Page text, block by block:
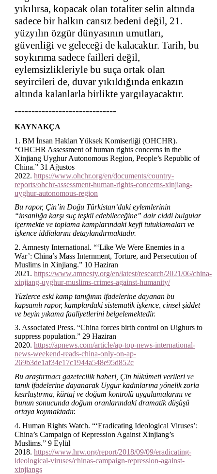
yıkılırsa, kopacak olan totaliter selin altında
sadece bir halkın cansız bedeni değil, 21.
yüzyılın özgür dünyasının umutları,
güvenliği ve geleceği de kalacaktır. Tarih, bu
soykırıma sadece failleri değil,
eylemsizlikleriyle bu suça ortak olan
seyircileri de, duvar yıkıldığında enkazın
altında kalanlarla birlikte yargılayacaktır.
------------------------------
KAYNAKÇA
1. BM İnsan Hakları Yüksek Komiserliği (OHCHR).
“OHCHR Assessment of human rights concerns in the
Xinjiang Uyghur Autonomous Region, People’s Republic of
China.” 31 Ağustos
2022. https://www.ohchr.org/en/documents/country-
reports/ohchr-assessment-human-rights-concerns-xinjiang-
uyghur-autonomous-region
Bu rapor, Çin’in Doğu Türkistan’daki eylemlerinin
“insanlığa karşı suç teşkil edebileceğine” dair ciddi bulgular
içermekte ve toplama kamplarındaki keyfi tutuklamaları ve
işkence iddialarını detaylandırmaktadır.
2. Amnesty International. “‘Like We Were Enemies in a
War’: China’s Mass Internment, Torture, and Persecution of
Muslims in Xinjiang.” 10 Haziran
2021. https://www.amnesty.org/en/latest/research/2021/06/china-
xinjiang-uyghur-muslims-crimes-against-humanity/
Yüzlerce eski kamp tanığının ifadelerine dayanan bu
kapsamlı rapor, kamplardaki sistematik işkence, cinsel şiddet
ve beyin yıkama faaliyetlerini belgelemektedir.
3. Associated Press. “China forces birth control on Uighurs to
suppress population.” 29 Haziran
2020. https://apnews.com/article/ap-top-news-international-
news-weekend-reads-china-only-on-ap-
269b3de1af34e17c1944a548e95d852c
Bu araştırmacı gazetecilik haberi, Çin hükümeti verileri ve
tanık ifadelerine dayanarak Uygur kadınlarına yönelik zorla
kısırlaştırma, kürtaj ve doğum kontrolü uygulamalarını ve
bunun sonucunda doğum oranlarındaki dramatik düşüşü
ortaya koymaktadır.
4. Human Rights Watch. “‘Eradicating Ideological Viruses’:
China’s Campaign of Repression Against Xinjiang’s
Muslims.” 9 Eylül
2018. https://www.hrw.org/report/2018/09/09/eradicating-
ideological-viruses/chinas-campaign-repression-against-
xinjiangs